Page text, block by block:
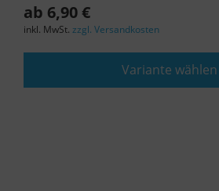
ab 6,90 €
inkl. MwSt. zzgl. Versandkosten
Variante wählen